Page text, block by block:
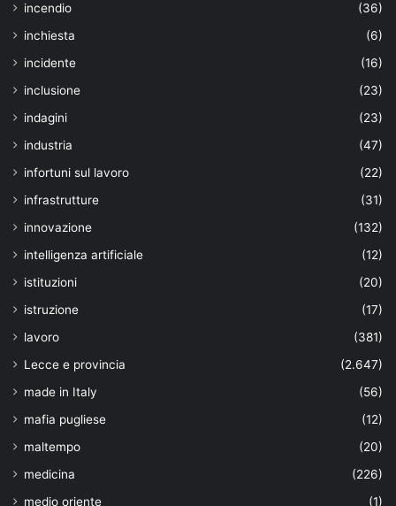
incendio
(36)
inchiesta
(6)
incidente
(16)
inclusione
(23)
indagini
(23)
industria
(47)
infortuni sul lavoro
(22)
infrastrutture
(31)
innovazione
(132)
intelligenza artificiale
(12)
istituzioni
(20)
istruzione
(17)
lavoro
(381)
Lecce e provincia
(2.647)
made in Italy
(56)
mafia pugliese
(12)
maltempo
(20)
medicina
(226)
medio oriente
(1)